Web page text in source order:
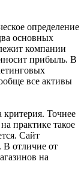
определение
основных
компании
прибыль. В
все активы
критерия. Точнее
практике такое
Сайт
В отличие от
на